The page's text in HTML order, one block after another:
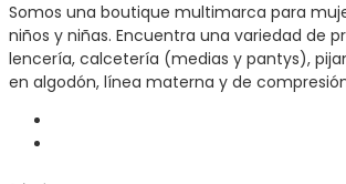
Somos una boutique multimarca para
niños y niñas. Encuentra una variedad de
lencería, calcetería (medias y pantys),
en algodón, línea materna y de